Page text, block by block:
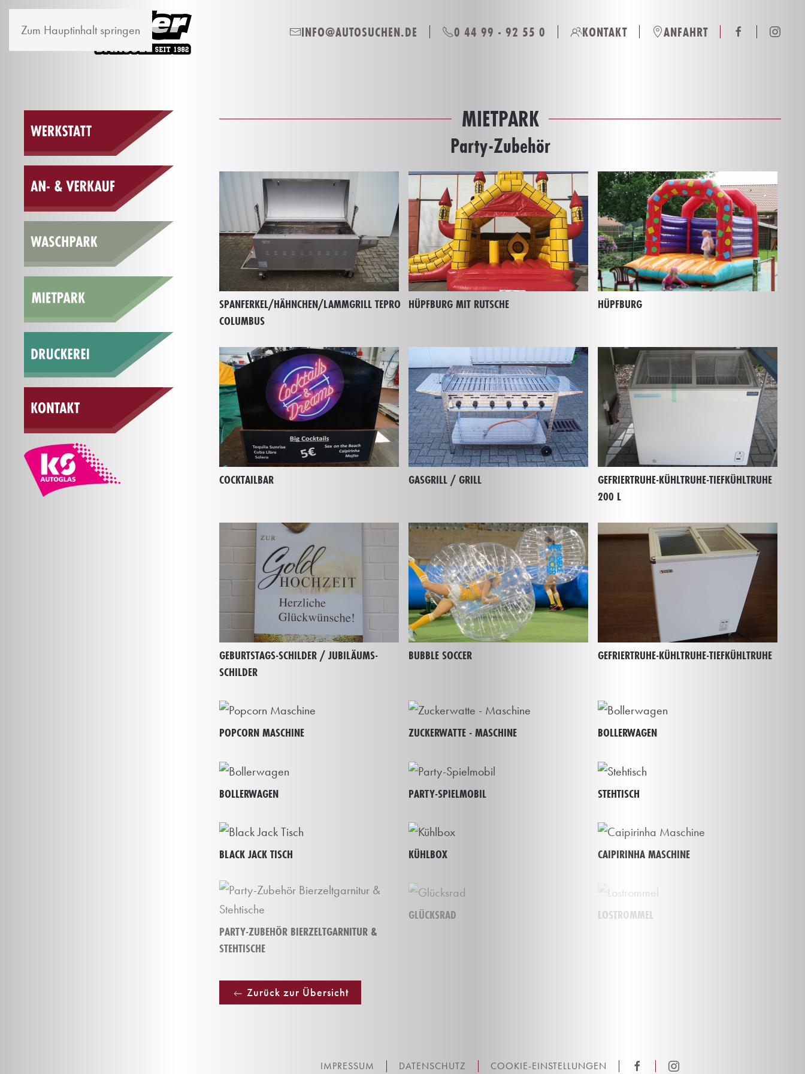
Zum Hauptinhalt springen INFO@AUTOSUCHEN.DE 0 44 99 - 92 55 0 KONTAKT ANFAHRT
MIETPARK
Party-Zubehör
SPANFERKEL/HÄHNCHEN/LAMMGRILL TEPRO
COLUMBUS
HÜPFBURG MIT RUTSCHE HÜPFBURG
COCKTAILBAR GASGRILL / GRILL
GEFRIERTRUHE-KÜHLTRUHE-TIEFKÜHLTRUHE
200 L
GEBURTSTAGS-SCHILDER / JUBILÄUMS-
SCHILDER
BUBBLE SOCCER GEFRIERTRUHE-KÜHLTRUHE-TIEFKÜHLTRUHE
POPCORN MASCHINE ZUCKERWATTE - MASCHINE BOLLERWAGEN
BOLLERWAGEN PARTY-SPIELMOBIL STEHTISCH
BLACK JACK TISCH KÜHLBOX CAIPIRINHA MASCHINE
PARTY-ZUBEHÖR BIERZELTGARNITUR &
STEHTISCHE
GLÜCKSRAD LOSTROMMEL
Zurück zur Übersicht
IMPRESSUM DATENSCHUTZ COOKIE-EINSTELLUNGEN